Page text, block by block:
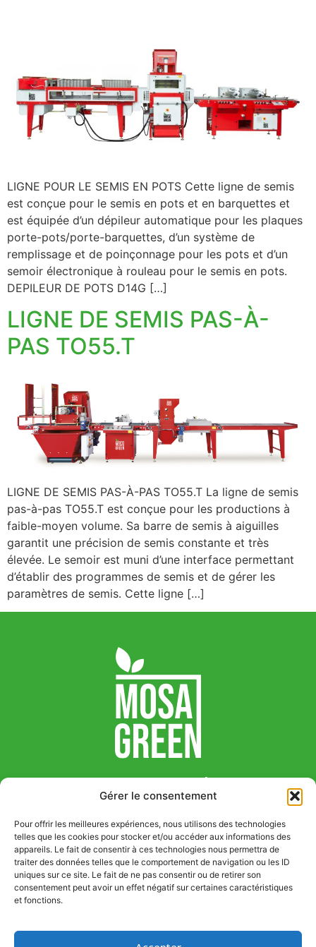
Gérer le consentement
Pour offrir les meilleures expériences, nous utilisons des technologies
telles que les cookies pour stocker et/ou accéder aux informations des
appareils. Le fait de consentir à ces technologies nous permettra de
traiter des données telles que le comportement de navigation ou les ID
uniques sur ce site. Le fait de ne pas consentir ou de retirer son
consentement peut avoir un effet négatif sur certaines caractéristiques
et fonctions.
LIGNE POUR LE SEMIS EN POTS Cette ligne de semis
est conçue pour le semis en pots et en barquettes et
est équipée d’un dépileur automatique pour les plaques
porte-pots/porte-barquettes, d’un système de
remplissage et de poinçonnage pour les pots et d’un
semoir électronique à rouleau pour le semis en pots.
DEPILEUR DE POTS D14G […]
LIGNE DE SEMIS PAS-À-
PAS TO55.T
LIGNE DE SEMIS PAS-À-PAS TO55.T La ligne de semis
pas-à-pas TO55.T est conçue pour les productions à
faible-moyen volume. Sa barre de semis à aiguilles
garantit une précision de semis constante et très
élevée. Le semoir est muni d’une interface permettant
d’établir des programmes de semis et de gérer les
paramètres de semis. Cette ligne […]
Mosa Green S.r.l.
Via Guglielmo Marconi 14, 33083 Chions (PN),
Italy
+39 0434 639411
info@mosagreen.it
P. IVA 01941080937